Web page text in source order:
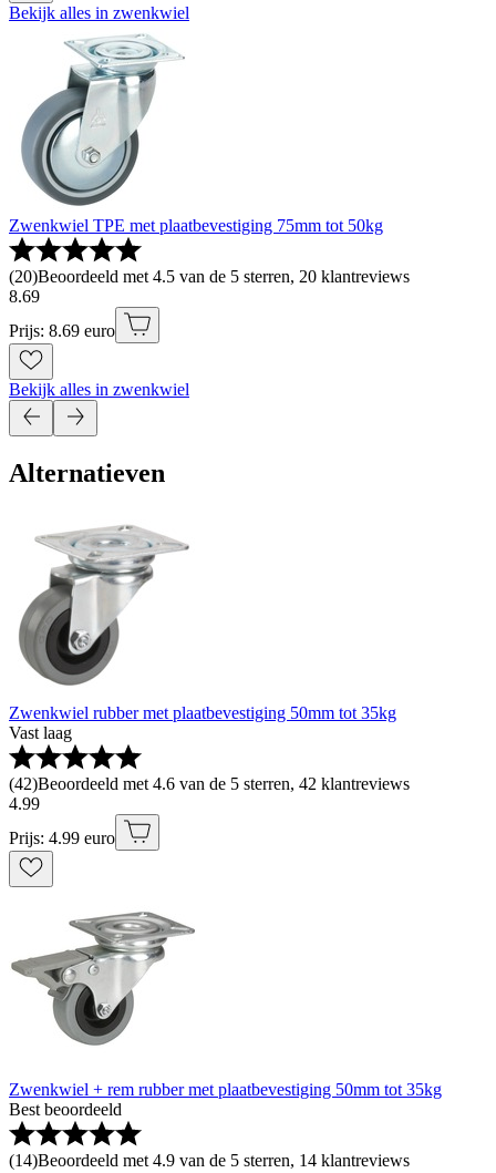
Bekijk alles in zwenkwiel
Zwenkwiel TPE met plaatbevestiging 75mm tot 50kg
(20)Beoordeeld met 4.5 van de 5 sterren, 20 klantreviews
8.69
Prijs: 8.69 euro
Bekijk alles in zwenkwiel
Alternatieven
Zwenkwiel rubber met plaatbevestiging 50mm tot 35kg
Vast laag
(42)Beoordeeld met 4.6 van de 5 sterren, 42 klantreviews
4.99
Prijs: 4.99 euro
Zwenkwiel + rem rubber met plaatbevestiging 50mm tot 35kg
Best beoordeeld
(14)Beoordeeld met 4.9 van de 5 sterren, 14 klantreviews